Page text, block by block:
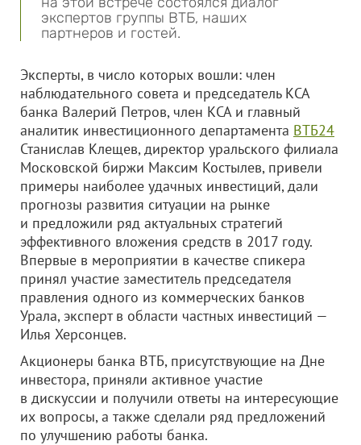
экспертов группы ВТБ, наших
партнеров и гостей.
Эксперты, в число которых вошли: член
наблюдательного совета и председатель КСА
банка Валерий Петров, член КСА и главный
аналитик инвестиционного департамента ВТБ24
Станислав Клещев, директор уральского филиала
Московской биржи Максим Костылев, привели
примеры наиболее удачных инвестиций, дали
прогнозы развития ситуации на рынке
и предложили ряд актуальных стратегий
эффективного вложения средств в 2017 году.
Впервые в мероприятии в качестве спикера
принял участие заместитель председателя
правления одного из коммерческих банков
Урала, эксперт в области частных инвестиций —
Илья Херсонцев.
Акционеры банка ВТБ, присутствующие на Дне
инвестора, приняли активное участие
в дискуссии и получили ответы на интересующие
их вопросы, а также сделали ряд предложений
по улучшению работы банка.